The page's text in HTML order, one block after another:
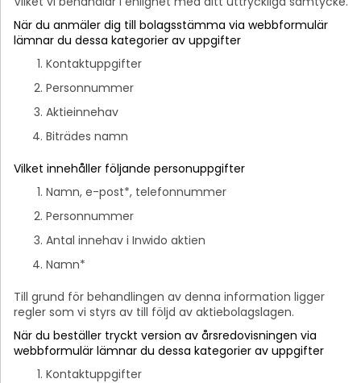
När du anmäler dig till bolagsstämma via webbformulär
lämnar du dessa kategorier av uppgifter
Kontaktuppgifter
Personnummer
Aktieinnehav
Biträdes namn
Vilket innehåller följande personuppgifter
Namn, e-post*, telefonnummer
Personnummer
Antal innehav i Inwido aktien
Namn*
Till grund för behandlingen av denna information ligger
regler som vi styrs av till följd av aktiebolagslagen.
När du beställer tryckt version av årsredovisningen via
webbformulär lämnar du dessa kategorier av uppgifter
Kontaktuppgifter